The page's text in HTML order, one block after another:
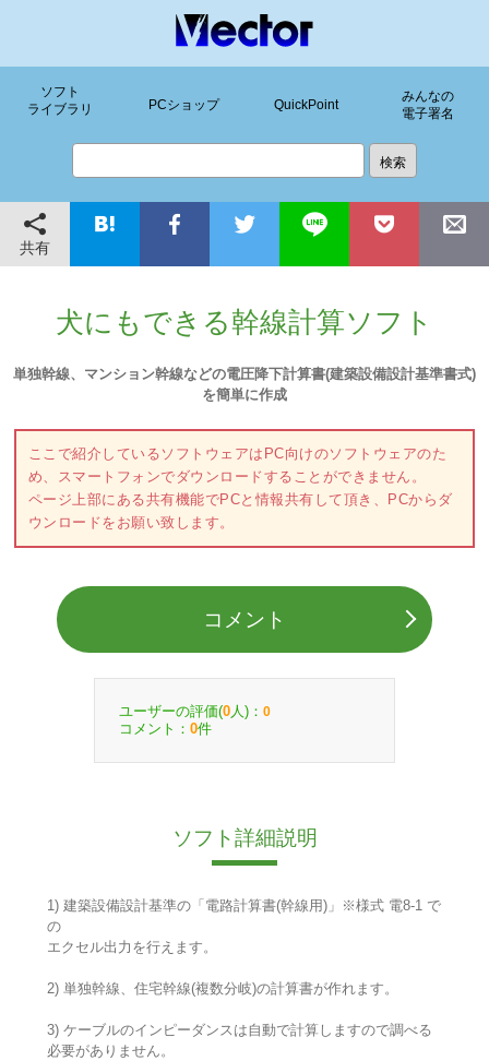
ソフト
ライブラリ
PCショップ QuickPoint
みんなの
電子署名
共有
犬にもできる幹線計算ソフト
単独幹線、マンション幹線などの電圧降下計算書(建築設備設計基準書式)
を簡単に作成
ここで紹介しているソフトウェアはPC向けのソフトウェアのた
め、スマートフォンでダウンロードすることができません。
ページ上部にある共有機能でPCと情報共有して頂き、PCからダ
ウンロードをお願い致します。
コメント
ユーザーの評価(0 人)： 0
コメント： 0件
ソフト詳細説明
1) 建築設備設計基準の「電路計算書(幹線用)」※様式 電8-1 で
の
エクセル出力を行えます。
2) 単独幹線、住宅幹線(複数分岐)の計算書が作れます。
3) ケーブルのインピーダンスは自動で計算しますので調べる
必要がありません。